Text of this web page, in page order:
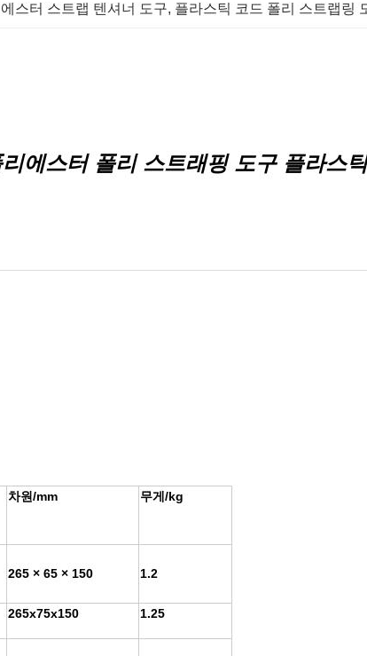
스터 스트랩 텐셔너 도구, 플라스틱 코드 폴리 스트랩링
에스터 폴리 스트래핑 도구 플라스
차원/mm 무게/kg
265 × 65 × 150 1.2
265x75x150 1.25